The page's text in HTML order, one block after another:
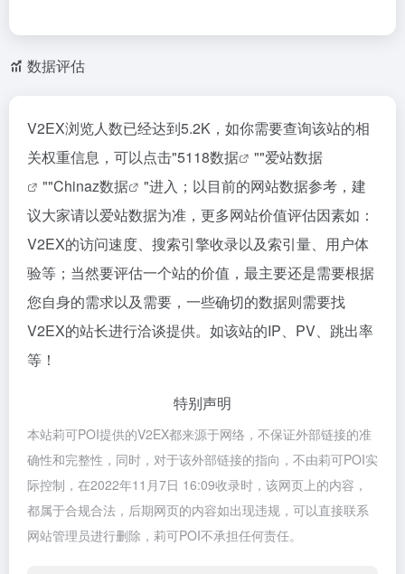
数据评估
V2EX浏览人数已经达到5.2K，如你需要查询该站的相
关权重信息，可以点击"5118数据 ""爱站数据
""Chinaz数据
"进入；以目前的网站数据参考，建
议大家请以爱站数据为准，更多网站价值评估因素如：
V2EX的访问速度、搜索引擎收录以及索引量、用户体
验等；当然要评估一个站的价值，最主要还是需要根据
您自身的需求以及需要，一些确切的数据则需要找
V2EX的站长进行洽谈提供。如该站的IP、PV、跳出率
等！
特别声明
本站莉可POI提供的V2EX都来源于网络，不保证外部链接的准
确性和完整性，同时，对于该外部链接的指向，不由莉可POI实
际控制，在2022年11月7日 16:09收录时，该网页上的内容，
都属于合规合法，后期网页的内容如出现违规，可以直接联系
网站管理员进行删除，莉可POI不承担任何责任。